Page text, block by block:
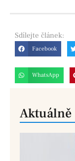
Sdílejte článek:
Facebook
WhatsApp
Aktuálně